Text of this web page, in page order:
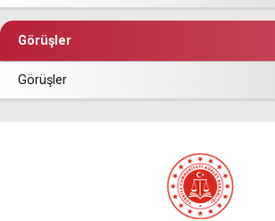
Görüşler
Görüşler